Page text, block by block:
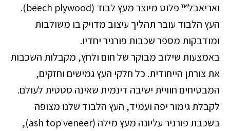
ואריאבל™ פלוס מיוצר מעץ לבוד (beech plywood).
העץ הלבוד עובר תהליך עיצוב מדויק בו משולבות
ומודבקות מספר שכבות פורניר יחדיו.
באמצעות שילוב מבוקר של חום ולחץ, מקבלות השכבות
את צורתן הייחודית. כל חלקי העץ גמישים וחזקים,
המבטיחים חוויית ישיבה דינמית שאינה סטטית לעולם.
לקבלת גימור יפה ועמיד, העץ הלבוד שלנו מצופה
בשכבת פורניר עליונה מעץ מילה (ash top veneer),